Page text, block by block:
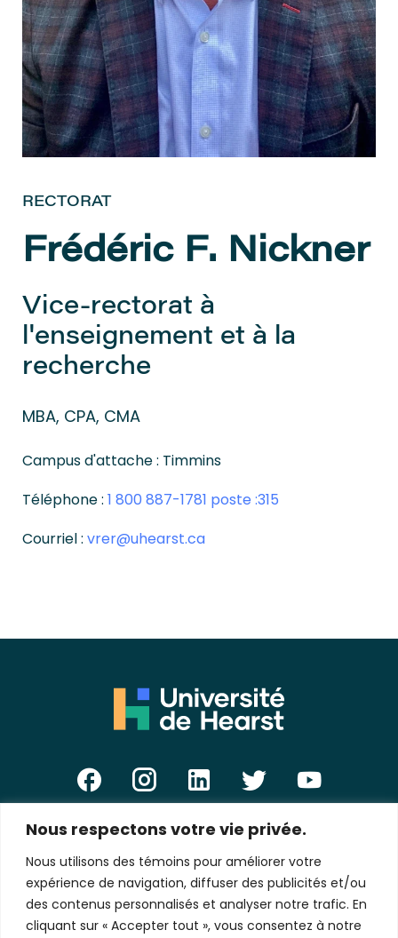
Nous respectons votre vie privée.
Nous utilisons des témoins pour améliorer votre
expérience de navigation, diffuser des publicités et/ou
des contenus personnalisés et analyser notre trafic. En
cliquant sur « Accepter tout », vous consentez à notre
RECTORAT
Frédéric F. Nickner
Vice-rectorat à
l'enseignement et à la
recherche
MBA, CPA, CMA
Campus d'attache : Timmins
Téléphone : 1 800 887-1781 poste :315
Courriel : vrer@uhearst.ca
E-
mail
*